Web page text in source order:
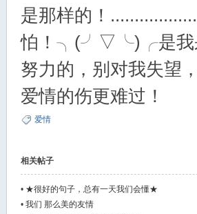
是那样的！
怕！╮(╯▽╰)╭是我呆
努力的，别对我失望
爱情的伤更难过！
爱情
相关帖子
• ★很好的句子，总有一天我们会懂★
• 我们 那么美的友情